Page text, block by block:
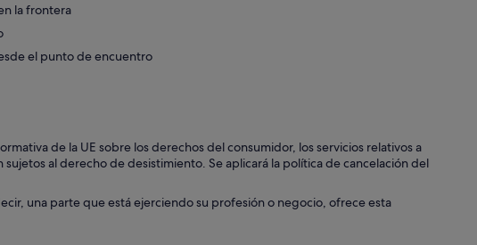
la frontera
el punto de encuentro
de la UE sobre los derechos del consumidor, los servicios relativos a
sujetos al derecho de desistimiento. Se aplicará la política de cancelación del
una parte que está ejerciendo su profesión o negocio, ofrece esta